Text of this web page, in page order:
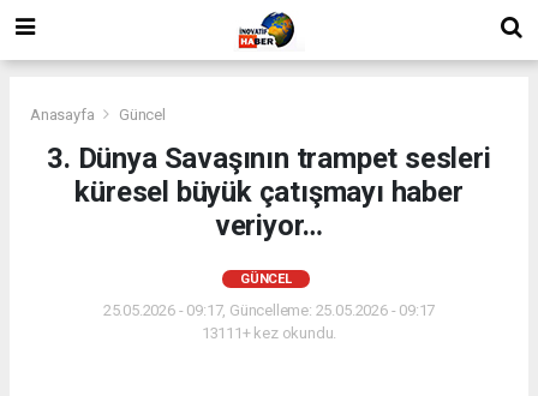
Anasayfa Güncel
3. Dünya Savaşının trampet sesleri
küresel büyük çatışmayı haber
veriyor…
GÜNCEL
25.05.2026 - 09:17, Güncelleme: 25.05.2026 - 09:17
13111+ kez okundu.